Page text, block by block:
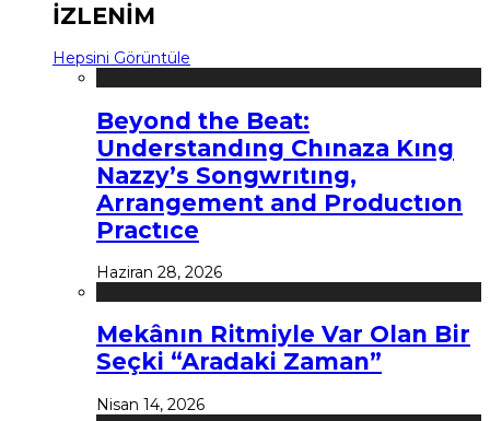
İZLENİM
Hepsini Görüntüle
Beyond the Beat:
Understandıng Chınaza Kıng
Nazzy’s Songwrıtıng,
Arrangement and Productıon
Practıce
Haziran 28, 2026
Mekânın Ritmiyle Var Olan Bir
Seçki “Aradaki Zaman”
Nisan 14, 2026